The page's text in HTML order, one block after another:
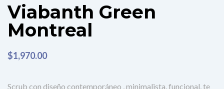
Viabanth Green
Montreal
$1,970.00
Scrub con diseño contemporáneo , minimalista, funcional, te